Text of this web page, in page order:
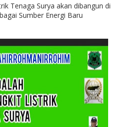
Tenaga Surya akan dibangun di
Sumber Energi Baru